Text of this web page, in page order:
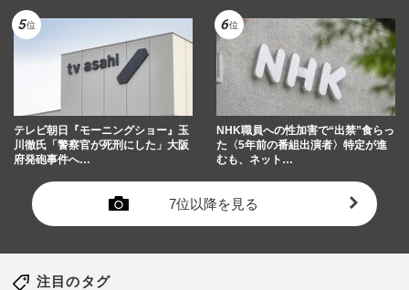
テレビ朝日『モーニングショー』玉
川徹氏「警察官が死刑にした」大阪
府発砲事件へ…
NHK職員への性加害で“出禁”食らっ
た〈5年前の番組出演者〉特定が進
むも、ネット…
7位以降を見る
注目のタグ